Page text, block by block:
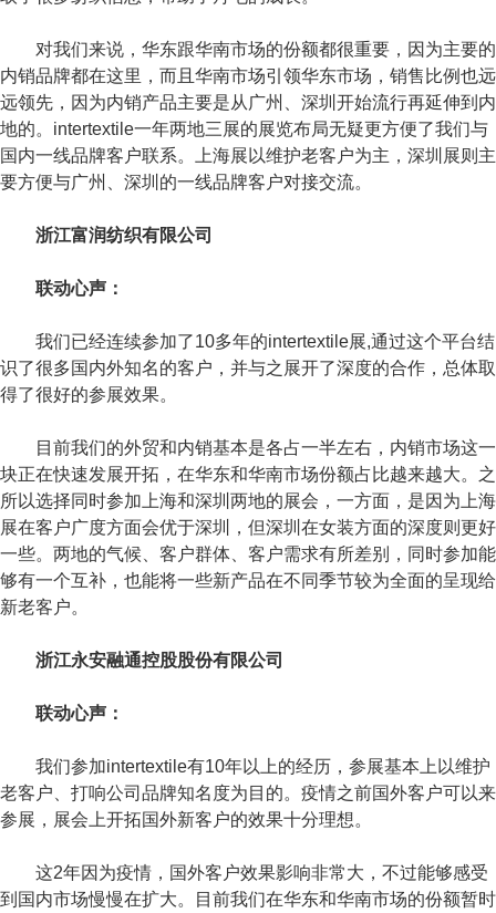
对我们来说，华东跟华南市场的份额都很重要，因为主要的
内销品牌都在这里，而且华南市场引领华东市场，销售比例也远
远领先，因为内销产品主要是从广州、深圳开始流行再延伸到内
地的。intertextile一年两地三展的展览布局无疑更方便了我们与
国内一线品牌客户联系。上海展以维护老客户为主，深圳展则主
要方便与广州、深圳的一线品牌客户对接交流。
浙江富润纺织有限公司
联动心声：
我们已经连续参加了10多年的intertextile展,通过这个平台结
识了很多国内外知名的客户，并与之展开了深度的合作，总体取
得了很好的参展效果。
目前我们的外贸和内销基本是各占一半左右，内销市场这一
块正在快速发展开拓，在华东和华南市场份额占比越来越大。之
所以选择同时参加上海和深圳两地的展会，一方面，是因为上海
展在客户广度方面会优于深圳，但深圳在女装方面的深度则更好
一些。两地的气候、客户群体、客户需求有所差别，同时参加能
够有一个互补，也能将一些新产品在不同季节较为全面的呈现给
新老客户。
浙江永安融通控股股份有限公司
联动心声：
我们参加intertextile有10年以上的经历，参展基本上以维护
老客户、打响公司品牌知名度为目的。疫情之前国外客户可以来
参展，展会上开拓国外新客户的效果十分理想。
这2年因为疫情，国外客户效果影响非常大，不过能够感受
到国内市场慢慢在扩大。目前我们在华东和华南市场的份额暂时